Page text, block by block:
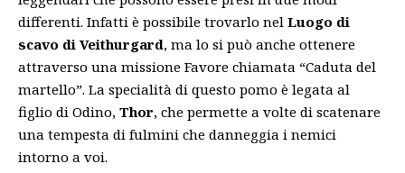
differenti. Infatti è possibile trovarlo nel Luogo di
scavo di Veithurgard, ma lo si può anche ottenere
attraverso una missione Favore chiamata “Caduta del
martello”. La specialità di questo pomo è legata al
figlio di Odino, Thor, che permette a volte di scatenare
una tempesta di fulmini che danneggia i nemici
intorno a voi.